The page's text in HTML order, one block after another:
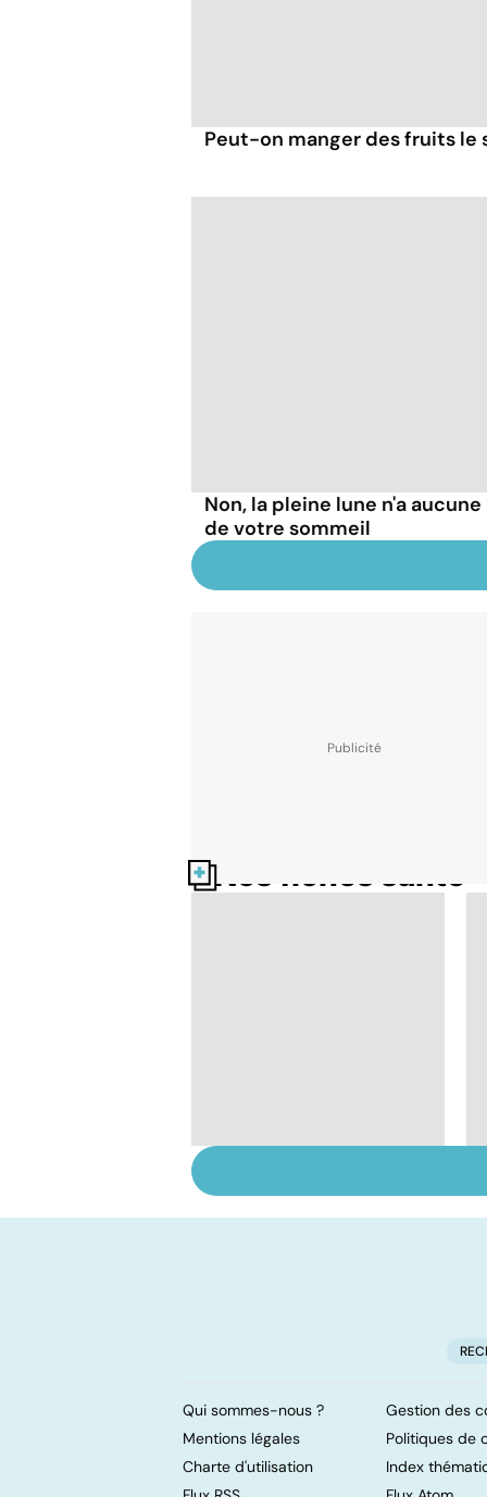
Peut-on manger des fruits le
Non, la pleine lune n'a
de votre sommeil
Nos fiches santé
crises de sommeil
Qui sommes-nous ?
Gestion des
Mentions légales
Politiques de
Charte d'utilisation
Index